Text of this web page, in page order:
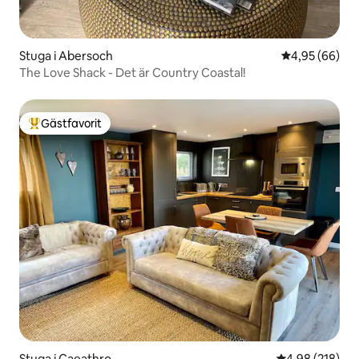
Stuga i Abersoch 4,95 av 5 i
4,95 (66)
The Love Shack - Det är Country Coastal!
Populär gästfavorit
Gästfavorit